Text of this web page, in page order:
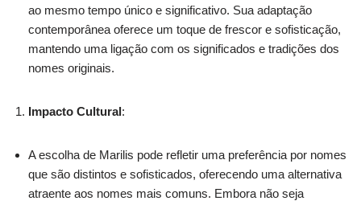
ao mesmo tempo único e significativo. Sua adaptação
contemporânea oferece um toque de frescor e sofisticação,
mantendo uma ligação com os significados e tradições dos
nomes originais.
Impacto Cultural:
A escolha de Marilis pode refletir uma preferência por nomes
que são distintos e sofisticados, oferecendo uma alternativa
atraente aos nomes mais comuns. Embora não seja